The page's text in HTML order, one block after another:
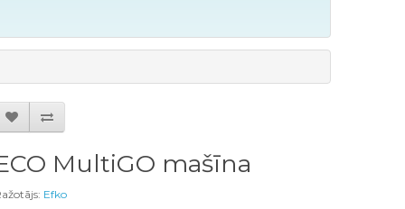
MultiGO mašīna
Efko